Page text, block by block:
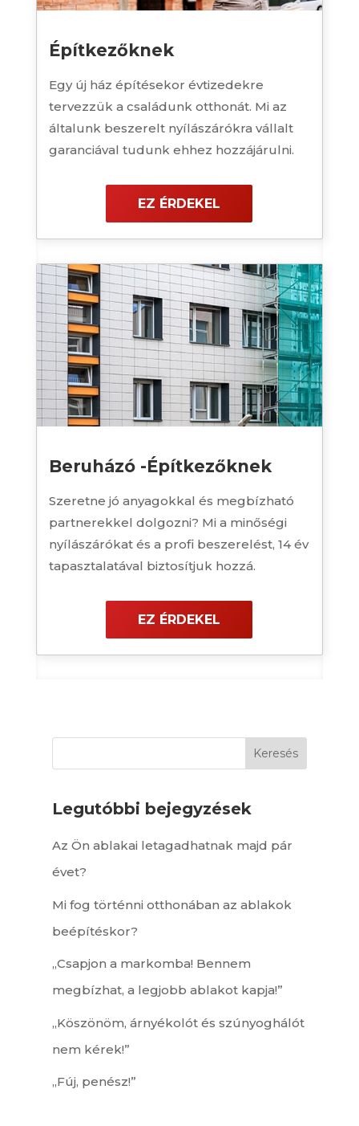
Építkezőknek
Egy új ház építésekor évtizedekre
tervezzük a családunk otthonát. Mi az
általunk beszerelt nyílászárókra vállalt
garanciával tudunk ehhez hozzájárulni.
EZ ÉRDEKEL
Beruházó -Építkezőknek
Szeretne jó anyagokkal és megbízható
partnerekkel dolgozni? Mi a minőségi
nyílászárókat és a profi beszerelést, 14 év
tapasztalatával biztosítjuk hozzá.
EZ ÉRDEKEL
Legutóbbi bejegyzések
Az Ön ablakai letagadhatnak majd pár
évet?
Mi fog történni otthonában az ablakok
beépítéskor?
„Csapjon a markomba! Bennem
megbízhat, a legjobb ablakot kapja!”
„Köszönöm, árnyékolót és szúnyoghálót
nem kérek!”
„Fúj, penész!”